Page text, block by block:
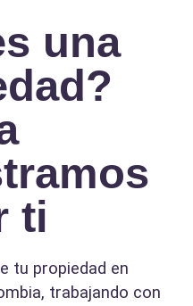
una
ti
tu propiedad en
trabajando con